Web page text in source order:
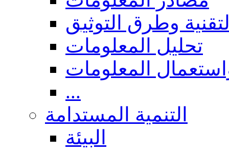
وطرق التوثيق
تحليل المعلومات
المعلومات
...
التنمية المستدامة
البيئة